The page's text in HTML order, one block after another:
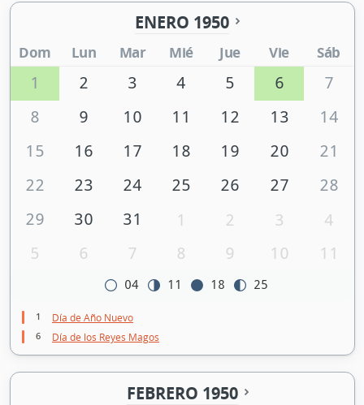
ENERO 1950
Dom Lun Mar Mié Jue Vie Sáb
1 2 3 4 5 6
7
8
9 10 11 12 13
14
15
16 17 18 19 20
21
22
23 24 25 26 27
28
29
30 31 1 2 3
4
5
6 7 8 9 10 11
04 11 18 25
1 Día de Año Nuevo
6 Día de los Reyes Magos
FEBRERO 1950